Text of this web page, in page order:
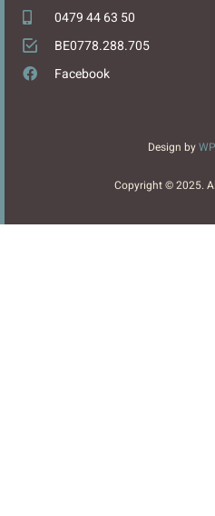
0479 44 63 50
BE0778.288.705
Facebook
Design by
Copyright © 2025.